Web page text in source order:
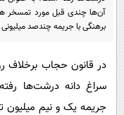
آن‌ها چندی قبل مورد تمسخر
برهنگی با جریمه چندصد
در قانون حجاب برخلاف
سراغ دانه درشت‌ها
جریمه یک و نیم میلیون